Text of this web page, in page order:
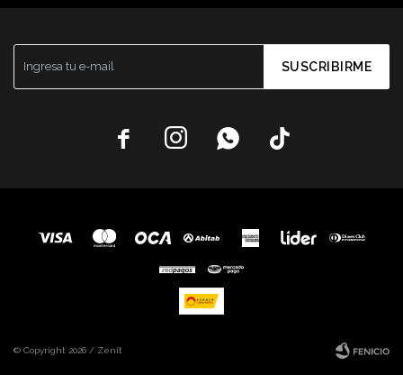
SUSCRIBIRME
   
© Copyright 2026 / Zenit